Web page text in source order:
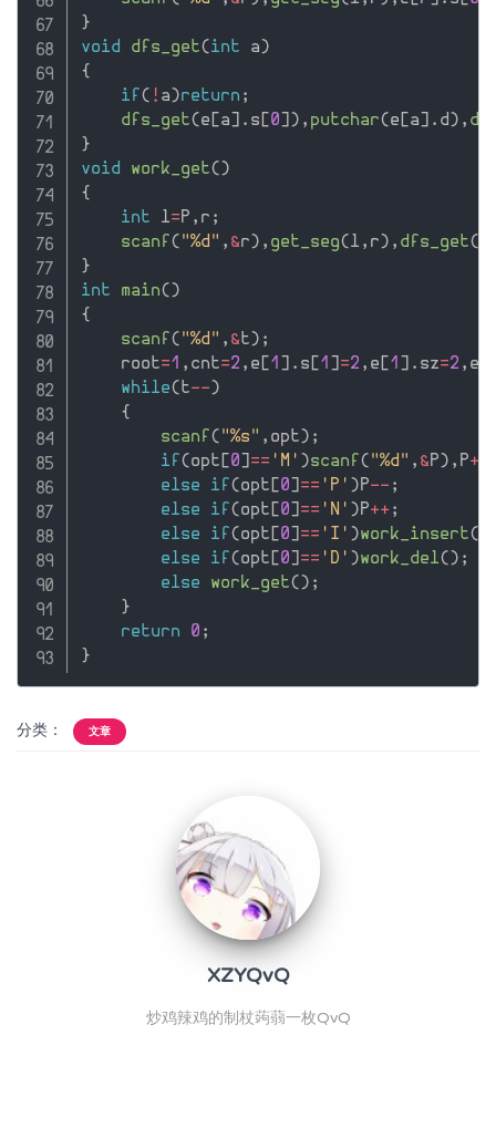
}
void
dfs_get(int a)
{
if ( ! a)return ;
dfs_get(e [a] . s [0] ) , putchar(e [a] . d) ,
}
void
work_get()
{
int l=P , r ;
scanf ( "%d" , &r) , get_seg(l , r) , dfs_get(
}
int
main()
{
scanf ( "%d" , &t) ;
    root
=1 , cnt=2 , e [1 ] . s [1 ] =2 , e [1 ] . sz=2 , e
while(t--)
{
scanf ( "%s" , opt) ;
if (opt [0] == 'M' )scanf ( "%d" , &P) , P++
else
if (opt [0] == 'P' )P-- ;
else
if (opt [0] == 'N' )P++ ;
else
if (opt [0] == 'I' )work_insert(
else
if (opt [0] == 'D' )work_del() ;
else
work_get() ;
}
return
0 ;
}
分类： 文章
XZYQvQ
炒鸡辣鸡的制杖蒟蒻一枚QvQ